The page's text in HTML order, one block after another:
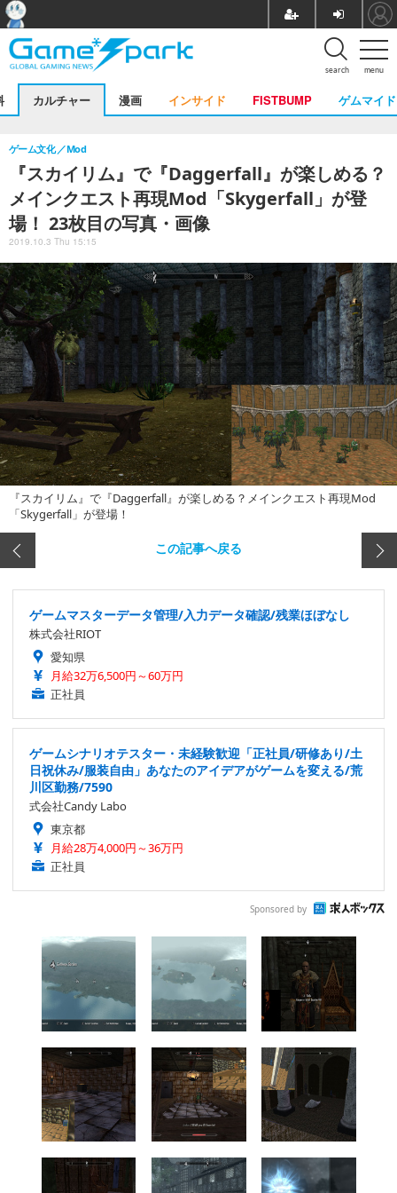
menu
search
カルチャー 漫画 インサイド FISTBUMP ゲムマイド
『スカイリム』で『Daggerfall』が楽しめる？
メインクエスト再現Mod「Skygerfall」が登
場！ 23枚目の写真・画像
ゲーム文化 Mod
2019.10.3 Thu 15:15
『スカイリム』で『Daggerfall』が楽しめる？メインクエスト再現Mod
「Skygerfall」が登場！
この記事へ戻る
ゲームマスターデータ管理/入力データ確認/残業ほぼなし
株式会社RIOT
愛知県
月給32万6,500円～60万円
正社員
ゲームシナリオテスター・未経験歓迎「正社員/研修あり/土
日祝休み/服装自由」あなたのアイデアがゲームを変える/荒
川区勤務/7590
式会社Candy Labo
東京都
月給28万4,000円～36万円
正社員
Sponsored by